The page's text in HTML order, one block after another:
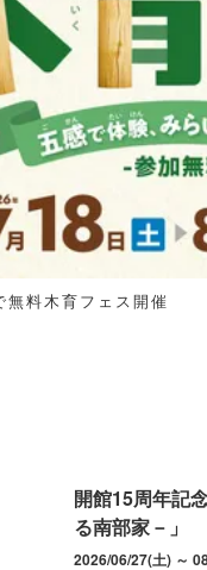
無料木育フェス開催
開館15周年記
る南部家－」